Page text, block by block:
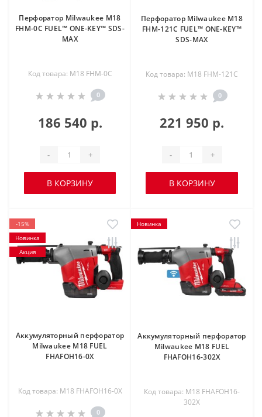
Перфоратор Milwaukee M18
FHM-0C FUEL™ ONE-KEY™ SDS-
MAX
Код товара: M18 FHM-0C
0
186 540 р.
- +
В КОРЗИНУ
Перфоратор Milwaukee M18
FHM-121C FUEL™ ONE-KEY™
SDS-MAX
Код товара: M18 FHM-121C
0
221 950 р.
- +
В КОРЗИНУ
-15%
Новинка
Акция
Аккумуляторный перфоратор
Milwaukee M18 FUEL
FHAFOH16-0X
Код товара: M18 FHAFOH16-0X
0
Новинка
Аккумуляторный перфоратор
Milwaukee M18 FUEL
FHAFOH16-302X
Код товара: M18 FHAFOH16-
302X